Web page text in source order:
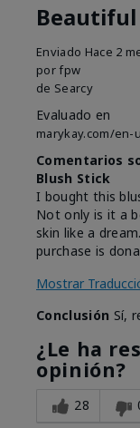
Enviado Hace 2
porfpw
de Searcy
Evaluado en
marykay.com/en-
Comentarios
Blush Stick
I bought this
Not only is it a
skin like a
purchase is
Mostrar
Conclusión Sí,
¿Le ha
opinión?
28